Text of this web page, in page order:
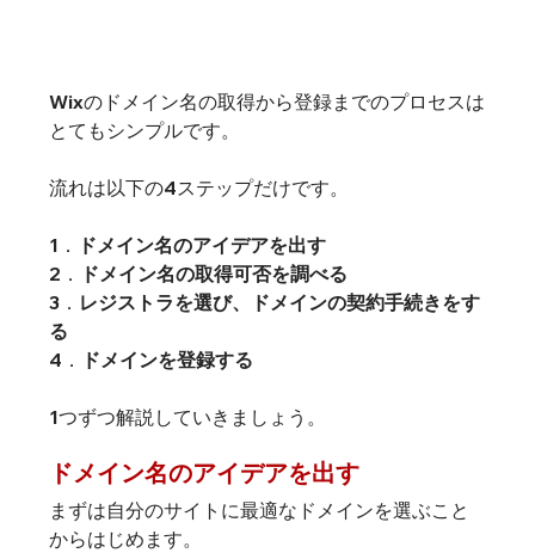
Wixのドメイン名の取得から登録までのプロセスは
とてもシンプルです。
流れは以下の4ステップだけです。
1． ドメイン名のアイデアを出す
2． ドメイン名の取得可否を調べる
3． レジストラを選び、ドメインの契約手続きをす
る
4． ドメインを登録する
1つずつ解説していきましょう。
ドメイン名のアイデアを出す
まずは自分のサイトに最適なドメインを選ぶこと